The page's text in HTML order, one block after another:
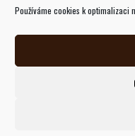
Používáme cookies k optimalizaci
Všechna práva